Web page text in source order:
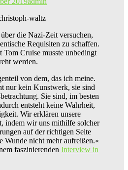
die Nazi-Zeit versuchen,
Requisiten zu schaffen.
Tom Cruise musste unbedingt
werden.
von dem, das ich meine.
nur kein Kunstwerk, sie sind
Sie sind, im besten
entsteht keine Wahrheit,
Wir erklären unsere
indem wir uns mithilfe solcher
auf der richtigen Seite
Wunde nicht mehr aufreißen.«
faszinierenden Interview in